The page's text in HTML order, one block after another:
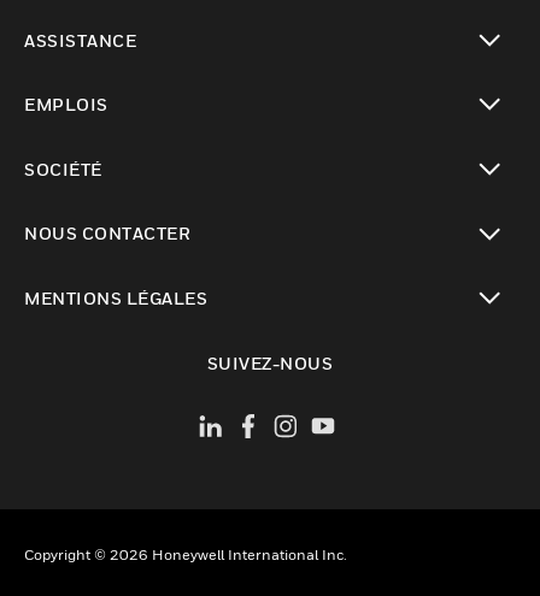
ASSISTANCE
EMPLOIS
SOCIÉTÉ
NOUS CONTACTER
MENTIONS LÉGALES
SUIVEZ-NOUS
Copyright © 2026 Honeywell International Inc.